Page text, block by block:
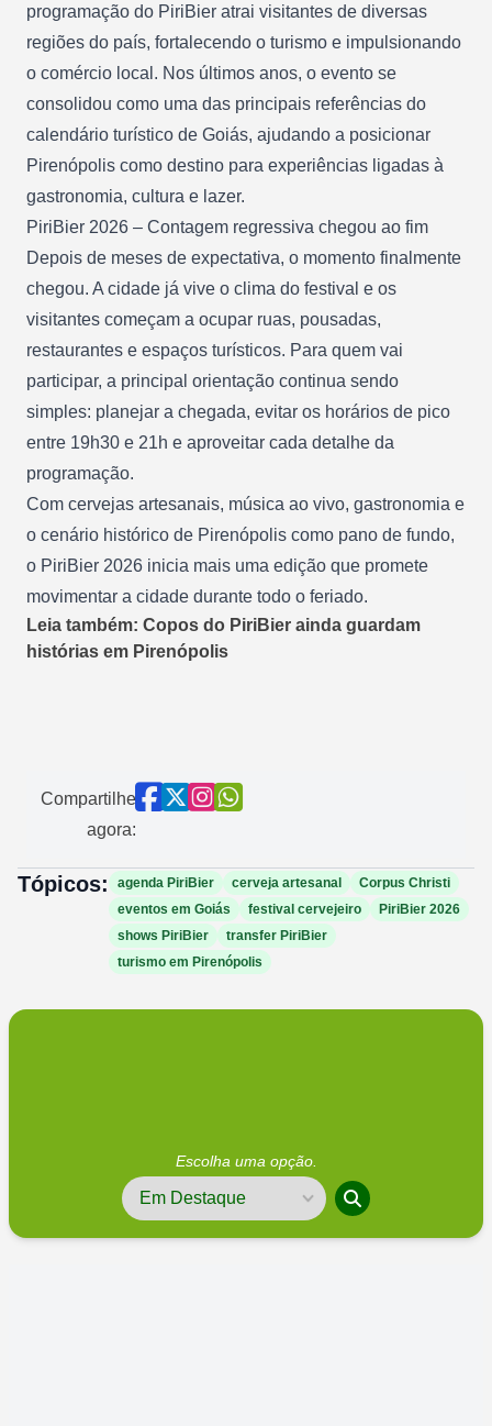
programação do PiriBier atrai visitantes de diversas
regiões do país, fortalecendo o turismo e impulsionando
o comércio local. Nos últimos anos, o evento se
consolidou como uma das principais referências do
calendário turístico de Goiás, ajudando a posicionar
Pirenópolis como destino para experiências ligadas à
gastronomia, cultura e lazer.
PiriBier 2026 – Contagem regressiva chegou ao fim
Depois de meses de expectativa, o momento finalmente
chegou. A cidade já vive o clima do festival e os
visitantes começam a ocupar ruas, pousadas,
restaurantes e espaços turísticos. Para quem vai
participar, a principal orientação continua sendo
simples: planejar a chegada, evitar os horários de pico
entre 19h30 e 21h e aproveitar cada detalhe da
programação.
Com cervejas artesanais, música ao vivo, gastronomia e
o cenário histórico de Pirenópolis como pano de fundo,
o PiriBier 2026 inicia mais uma edição que promete
movimentar a cidade durante todo o feriado.
Leia também: Copos do PiriBier ainda guardam
histórias em Pirenópolis
Compartilhe
agora:
Tópicos: agenda PiriBier cerveja artesanal
Corpus Christi
eventos em Goiás
festival cervejeiro
PiriBier 2026
shows PiriBier
transfer PiriBier
turismo em Pirenópolis
Escolha uma opção.